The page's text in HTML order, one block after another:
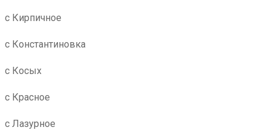
с Кирпичное
с Константиновка
с Косых
с Красное
с Лазурное